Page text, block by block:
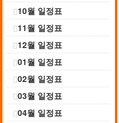
10월 일정표
11월 일정표
12월 일정표
01월 일정표
02월 일정표
03월 일정표
04월 일정표